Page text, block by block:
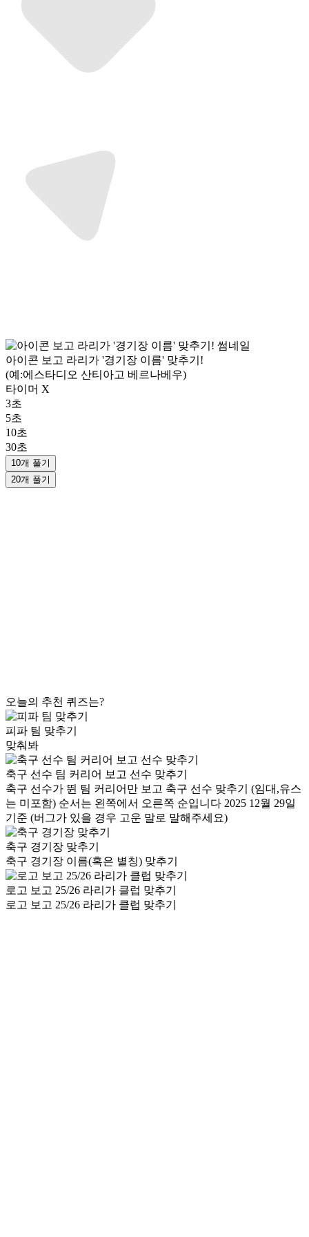
아이콘 보고 라리가 '경기장 이름' 맞추기!
(예:에스타디오 산티아고 베르나베우)
타이머 X
3초
5초
10초
30초
10개 풀기
20개 풀기
오늘의 추천 퀴즈는?
피파 팀 맞추기
맞춰봐
축구 선수 팀 커리어 보고 선수 맞추기
축구 선수가 뛴 팀 커리어만 보고 축구 선수 맞추기 (임대,유스
는 미포함) 순서는 왼쪽에서 오른쪽 순입니다 2025 12월 29일
기준 (버그가 있을 경우 고운 말로 말해주세요)
축구 경기장 맞추기
축구 경기장 이름(혹은 별칭) 맞추기
로고 보고 25/26 라리가 클럽 맞추기
로고 보고 25/26 라리가 클럽 맞추기